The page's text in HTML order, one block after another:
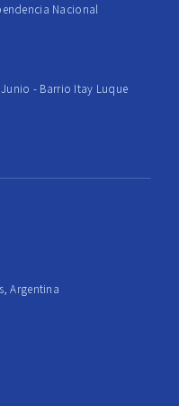
Nacional
- Barrio Itay Luque
Argentina